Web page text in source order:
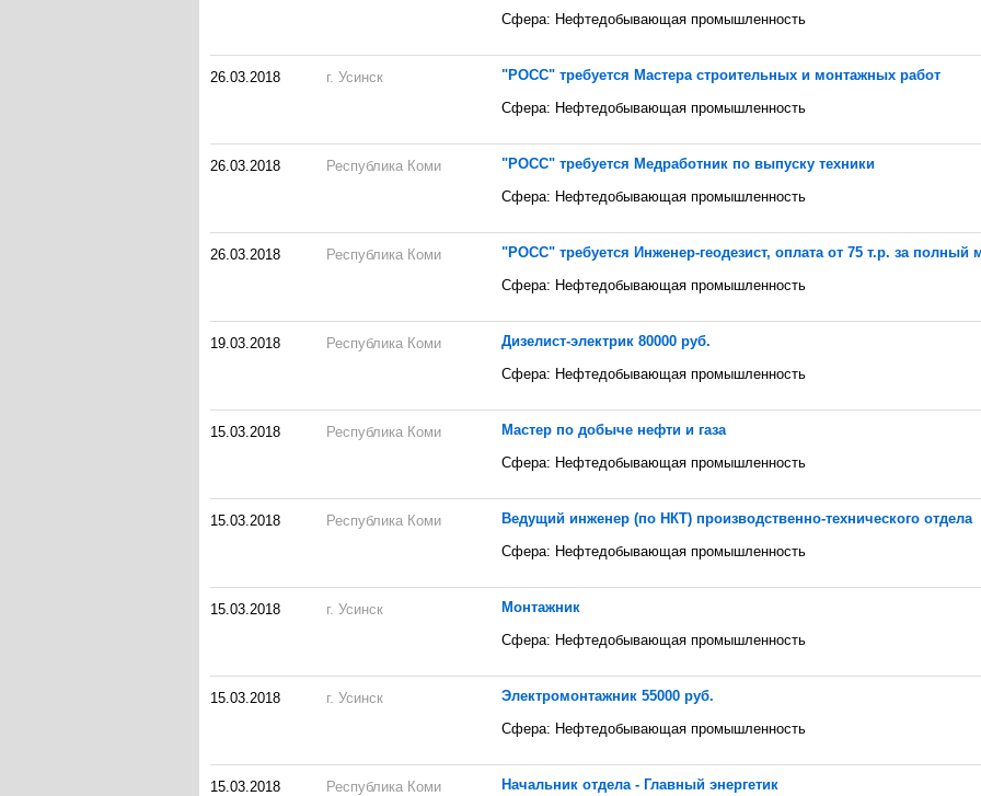
Сфера: Нефтедобывающая промышленность
26.03.2018 г. Усинск
"РОСС" требуется Мастера строительных и монтажных работ
Сфера: Нефтедобывающая промышленность
26.03.2018 Республика Коми
"РОСС" требуется Медработник по выпуску техники
Сфера: Нефтедобывающая промышленность
26.03.2018 Республика Коми
"РОСС" требуется Инженер-геодезист, оплата от 75 т.р. за полный
Сфера: Нефтедобывающая промышленность
19.03.2018 Республика Коми
Дизелист-электрик 80000 руб.
Сфера: Нефтедобывающая промышленность
15.03.2018 Республика Коми
Мастер по добыче нефти и газа
Сфера: Нефтедобывающая промышленность
15.03.2018 Республика Коми
Ведущий инженер (по НКТ) производственно-технического отдела
Сфера: Нефтедобывающая промышленность
15.03.2018 г. Усинск
Монтажник
Сфера: Нефтедобывающая промышленность
15.03.2018 г. Усинск
Электромонтажник 55000 руб.
Сфера: Нефтедобывающая промышленность
15.03.2018 Республика Коми
Начальник отдела - Главный энергетик